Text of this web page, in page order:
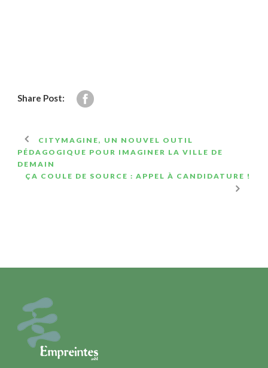
Share Post:
CITYMAGINE, UN NOUVEL OUTIL
PÉDAGOGIQUE POUR IMAGINER LA VILLE DE
DEMAIN
ÇA COULE DE SOURCE : APPEL À CANDIDATURE !